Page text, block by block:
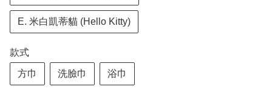
E. 米白凱蒂貓 (Hello Kitty)
款式
方巾 洗臉巾 浴巾